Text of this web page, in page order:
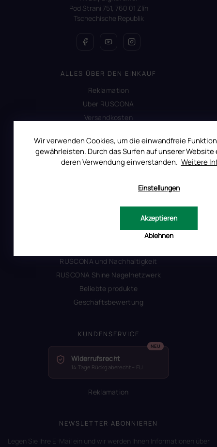
Wir verwenden Cookies, um die einwandfreie
gewährleisten. Durch das Surfen auf unserer Website
deren Verwendung einverstanden. Weitere
Einstellungen
Ablehnen
Akzeptieren
Pod Strani 751, 760 01 Zlín
Tschechische Republik
ALLES ÜBER DEN EINKAUF
Reklamation
Uber RUSCONA
Versandkosten
Datenschutzerklärung
Produktsicherheit
INFORMATIONEN FÜR SIE
Kontakt
Alles zum Verbot von TPO
RUSCONA und Nachhaltigkeit
RUSCONA Shine Nagelnetzwerk
Beliebte produkte
Geschäftsbewertung
KUNDENSERVICE
Widerrufsrecht
14 Tage Rückgaberecht – EU
Reklamation
NEWSLETTER ABONNIEREN
Legen Sie Ihre E-Mail ein und wir werden Ihnen Informationen über